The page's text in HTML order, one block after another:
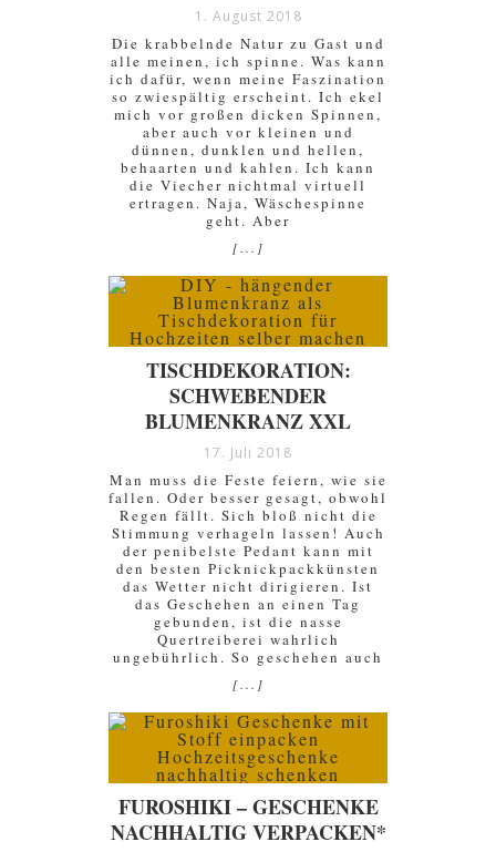
1. August 2018
Die krabbelnde Natur zu Gast und
alle meinen, ich spinne. Was kann
ich dafür, wenn meine Faszination
so zwiespältig erscheint. Ich ekel
mich vor großen dicken Spinnen,
aber auch vor kleinen und
dünnen, dunklen und hellen,
behaarten und kahlen. Ich kann
die Viecher nichtmal virtuell
ertragen. Naja, Wäschespinne
geht. Aber
[...]
TISCHDEKORATION:
SCHWEBENDER
BLUMENKRANZ XXL
17. Juli 2018
Man muss die Feste feiern, wie sie
fallen. Oder besser gesagt, obwohl
Regen fällt. Sich bloß nicht die
Stimmung verhageln lassen! Auch
der penibelste Pedant kann mit
den besten Picknickpackkünsten
das Wetter nicht dirigieren. Ist
das Geschehen an einen Tag
gebunden, ist die nasse
Quertreiberei wahrlich
ungebührlich. So geschehen auch
[...]
FUROSHIKI – GESCHENKE
NACHHALTIG VERPACKEN*